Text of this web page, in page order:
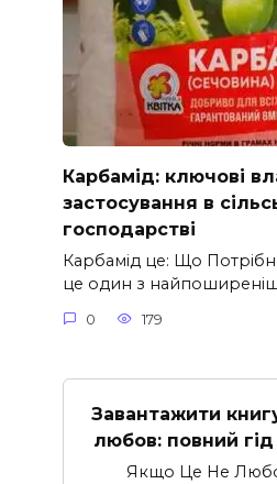
Карбамід: ключові
застосування в
господарстві
Карбамід це: Що
це один з
0 179
Завантажити
любов: повний
Якщо Це Не